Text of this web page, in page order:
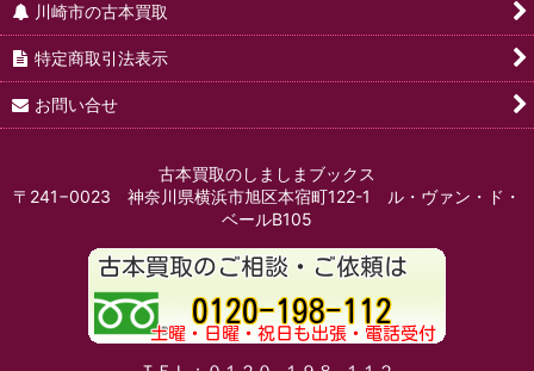
川崎市の古本買取
特定商取引法表示
お問い合せ
古本買取のしましまブックス
〒241−0023 神奈川県横浜市旭区本宿町122-1 ル・ヴァン・ド・
ベールB105